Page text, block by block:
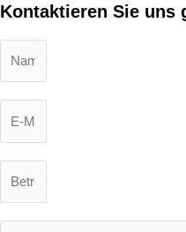
Kontaktieren Sie uns